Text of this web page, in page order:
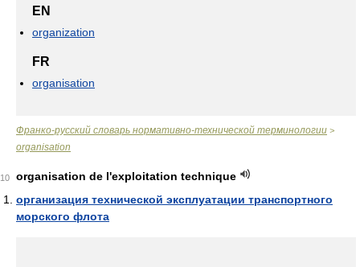
EN
organization
FR
organisation
Франко-русский словарь нормативно-технической терминологии >
organisation
10
organisation de l'exploitation technique
организация технической эксплуатации транспортного
морского флота